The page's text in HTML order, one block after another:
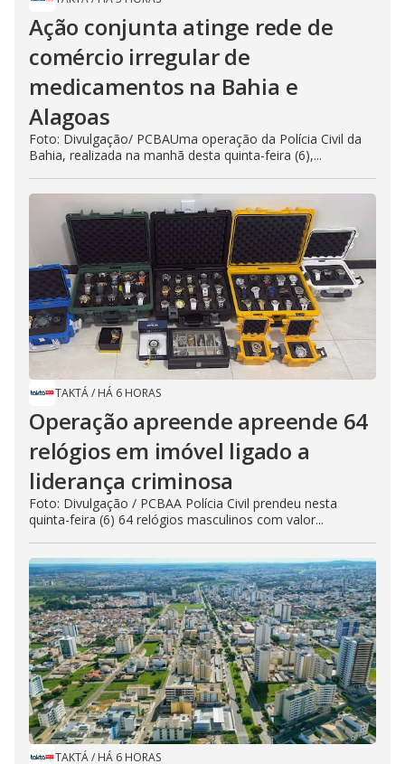
Ação conjunta atinge rede de
comércio irregular de
medicamentos na Bahia e
Alagoas
Foto: Divulgação/ PCBAUma operação da Polícia Civil da
Bahia, realizada na manhã desta quinta-feira (6),...
TAKTÁ/ HÁ 6 HORAS
Operação apreende apreende 64
relógios em imóvel ligado a
liderança criminosa
Foto: Divulgação / PCBAA Polícia Civil prendeu nesta
quinta-feira (6) 64 relógios masculinos com valor...
TAKTÁ/ HÁ 6 HORAS